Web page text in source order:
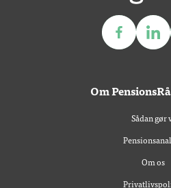
Om
Sådan gør
Om os